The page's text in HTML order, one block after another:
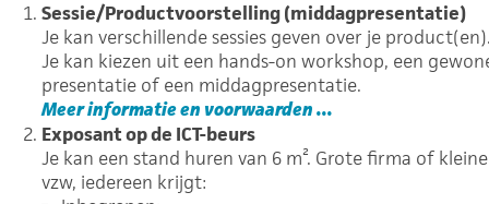
Sessie/Productvoorstelling (middagpresentatie)
Je kan verschillende sessies geven over je
Je kan kiezen uit een hands-on workshop, een
presentatie of een middagpresentatie.
Meer informatie en voorwaarden ...
Exposant op de ICT-beurs
Je kan een stand huren van 6 m². Grote firma of kleine
vzw, iedereen krijgt: